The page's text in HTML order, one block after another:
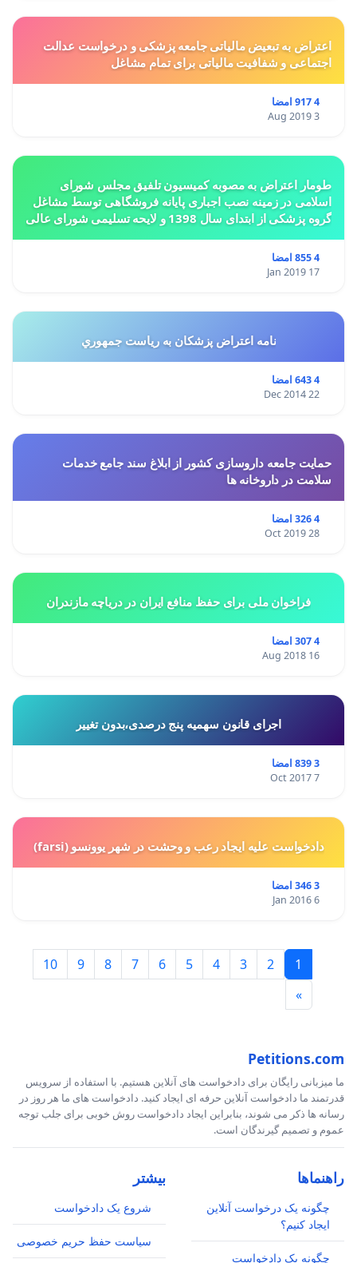
اعتراض به تبعیض مالیاتی جامعه پزشکی و درخواست عدالت
اجتماعی و شفافیت مالیاتی برای تمام مشاغل
4 917 امضا
3 Aug 2019
طومار اعتراض به مصوبه کمیسیون تلفیق مجلس شورای
اسلامی در زمینه نصب اجباری پایانه فروشگاهی توسط مشاغل
گروه پزشکی از ابتدای سال 1398 و لایحه تسلیمی شورای عالی
4 855 امضا
17 Jan 2019
نامه اعتراض پزشكان به رياست جمهوري
4 643 امضا
22 Dec 2014
حمایت جامعه داروسازی کشور از ابلاغ سند جامع خدمات
سلامت در داروخانه ها
4 326 امضا
28 Oct 2019
فراخوان ملی برای حفظ منافع ایران در دریاچه مازندران
4 307 امضا
16 Aug 2018
اجرای قانون سهمیه پنج درصدی،بدون تغییر
3 839 امضا
7 Oct 2017
دادخواست علیه ایجاد رعب و وحشت در شهر یوونسو (farsi)
3 346 امضا
6 Jan 2016
1
2
3
4
5
6
7
8
9
10
»
Petitions.com
ما میزبانی رایگان برای دادخواست های آنلاین هستیم. با استفاده از سرویس
قدرتمند ما دادخواست آنلاین حرفه ای ایجاد کنید. دادخواست های ما هر روز در
رسانه ها ذکر می شوند، بنابراین ایجاد دادخواست روش خوبی برای جلب توجه
عموم و تصمیم گیرندگان است.
راهنماها
چگونه یک درخواست آنلاین
ایجاد کنیم؟
چگونه یک دادخواست
بیشتر
شروع یک دادخواست
سیاست حفظ حریم خصوصی